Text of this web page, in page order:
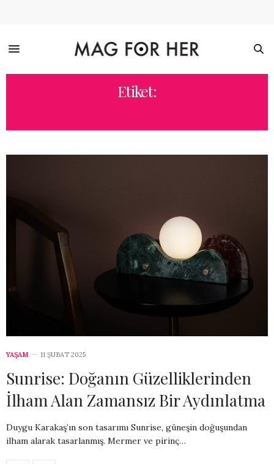
Etiket:
YAŞAM 11 ŞUBAT 2025
Sunrise: Doğanın Güzelliklerinden
İlham Alan Zamansız Bir Aydınlatma
Duygu Karakaş’ın son tasarımı Sunrise, güneşin doğuşundan
ilham alarak tasarlanmış. Mermer ve pirinç…